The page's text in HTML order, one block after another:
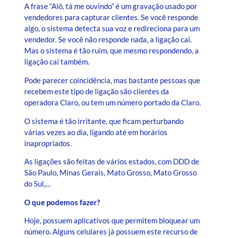
A frase “Alô, tá me ouvindo” é um gravação usado por
vendedores para capturar clientes. Se você responde
algo, o sistema detecta sua voz e redireciona para um
vendedor. Se você não responde nada, a ligação cai.
Mas o sistema é tão ruim, que mesmo respondendo, a
ligação cai também.
Pode parecer coincidência, mas bastante pessoas que
recebem este tipo de ligação são clientes da
operadora Claro, ou tem um número portado da Claro.
O sistema é tão irritante, que ficam perturbando
várias vezes ao dia, ligando até em horários
inapropriados.
As ligações são feitas de vários estados, com DDD de
São Paulo, Minas Gerais, Mato Grosso, Mato Grosso
do Sul,…
O que podemos fazer?
Hoje, possuem aplicativos que permitem bloquear um
número. Alguns celulares já possuem este recurso de